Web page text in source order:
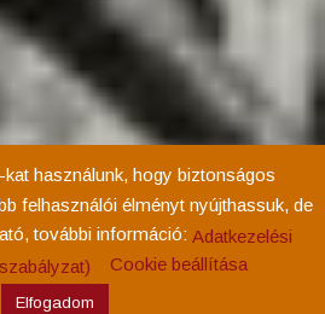
használunk, hogy biztonságos
felhasználói élményt nyújthassuk, de
további információ: Adatkezelési
Cookie beállítása
Elfogadom